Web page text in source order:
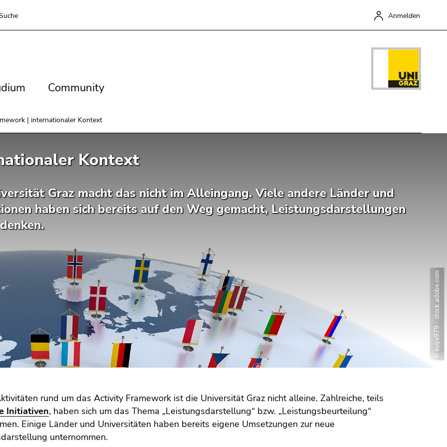
Anmelden
Community
Community
| internationaler Kontext
Kontext
Graz macht das nicht im Alleingang. Viele andere Länder und
haben sich bereits auf den Weg gemacht, Leistungsdarstellungen
© koya979 - stock.adobe.com
rund um das Activity Framework ist die Universität Graz nicht alleine. Zahlreiche, teils
Initiativen, haben sich um das Thema „Leistungsdarstellung“ bzw. „Leistungsbeurteilung“
Einige Länder und Universitäten haben bereits eigene Umsetzungen zur neue
unternommen.